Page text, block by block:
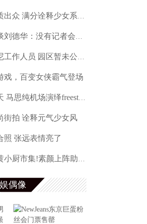
景甜长裙细腰气质出众 满分诠释少女系优雅
中国第一代娱记谈刘德华：没有记者会不喜欢他
黄小蕾控诉迪士尼工作人员 园区暂未公开回应当事
戏，百变女侠霸气登场
满屏长腿称霸夏天 马思纯机场演绎freestyle
街拍 诠释元气少女风
照 张远表情亮了
王燕阳带你玩转黄小厨市集!素颜上阵助力嫣然天使
何润东夏日写真魅力多变 黑色蕾丝透视西装性感吸
偶像